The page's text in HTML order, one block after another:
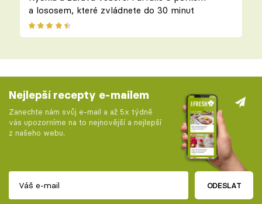
a lososem, které zvládnete do 30 minut
Nejlepší recepty e-mailem
Zanechte nám svůj e-mail a až 5x týdně
vás upozorníme na to nejnovější a nejlepší
z našeho webu.
ODESLAT